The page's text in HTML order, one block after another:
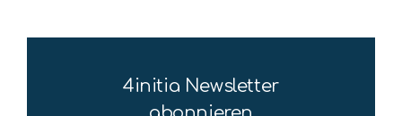
4initia Newsletter